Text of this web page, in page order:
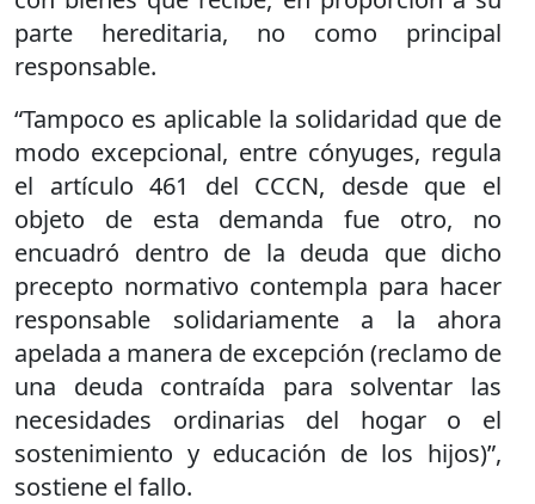
parte hereditaria, no como principal
responsable.
“Tampoco es aplicable la solidaridad que de
modo excepcional, entre cónyuges, regula
el artículo 461 del CCCN, desde que el
objeto de esta demanda fue otro, no
encuadró dentro de la deuda que dicho
precepto normativo contempla para hacer
responsable solidariamente a la ahora
apelada a manera de excepción (reclamo de
una deuda contraída para solventar las
necesidades ordinarias del hogar o el
sostenimiento y educación de los hijos)”,
sostiene el fallo.